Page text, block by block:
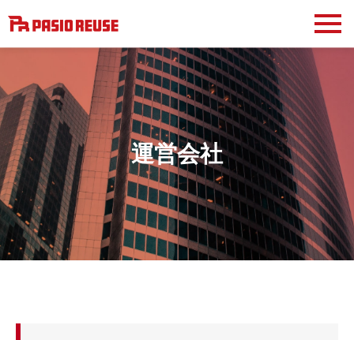
運営会社